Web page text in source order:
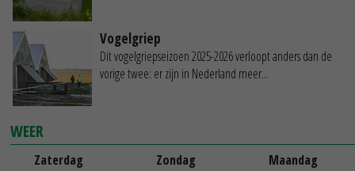
Vogelgriep
Dit vogelgriepseizoen 2025-2026 verloopt anders dan de
vorige twee: er zijn in Nederland meer...
WEER
Zaterdag Zondag Maandag